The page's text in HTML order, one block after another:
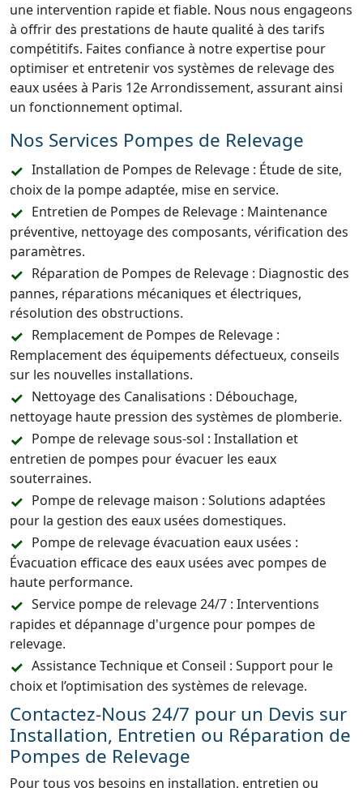
une intervention rapide et fiable. Nous nous engageons
à offrir des prestations de haute qualité à des tarifs
compétitifs. Faites confiance à notre expertise pour
optimiser et entretenir vos systèmes de relevage des
eaux usées à Paris 12e Arrondissement, assurant ainsi
un fonctionnement optimal.
Nos Services Pompes de Relevage
Installation de Pompes de Relevage : Étude de site,
choix de la pompe adaptée, mise en service.
Entretien de Pompes de Relevage : Maintenance
préventive, nettoyage des composants, vérification des
paramètres.
Réparation de Pompes de Relevage : Diagnostic des
pannes, réparations mécaniques et électriques,
résolution des obstructions.
Remplacement de Pompes de Relevage :
Remplacement des équipements défectueux, conseils
sur les nouvelles installations.
Nettoyage des Canalisations : Débouchage,
nettoyage haute pression des systèmes de plomberie.
Pompe de relevage sous-sol : Installation et
entretien de pompes pour évacuer les eaux
souterraines.
Pompe de relevage maison : Solutions adaptées
pour la gestion des eaux usées domestiques.
Pompe de relevage évacuation eaux usées :
Évacuation efficace des eaux usées avec pompes de
haute performance.
Service pompe de relevage 24/7 : Interventions
rapides et dépannage d'urgence pour pompes de
relevage.
Assistance Technique et Conseil : Support pour le
choix et l’optimisation des systèmes de relevage.
Contactez-Nous 24/7 pour un Devis sur
Installation, Entretien ou Réparation de
Pompes de Relevage
Pour tous vos besoins en installation, entretien ou